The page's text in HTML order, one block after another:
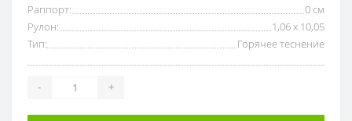
Раппорт:
0 см
Рулон:
1,06 x 10,05
Тип:
Горячее теснение
- +